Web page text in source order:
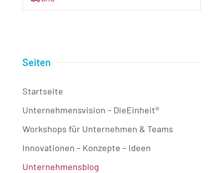
Seiten
Startseite
Unternehmensvision – DieEinheit®
Workshops für Unternehmen & Teams
Innovationen – Konzepte – Ideen
Unternehmensblog